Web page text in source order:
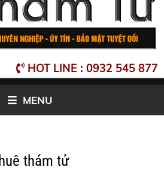
HOT LINE : 0932 545 877
MENU
thám tử